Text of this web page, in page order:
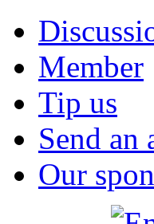
Member
Tip us
Send an
Our